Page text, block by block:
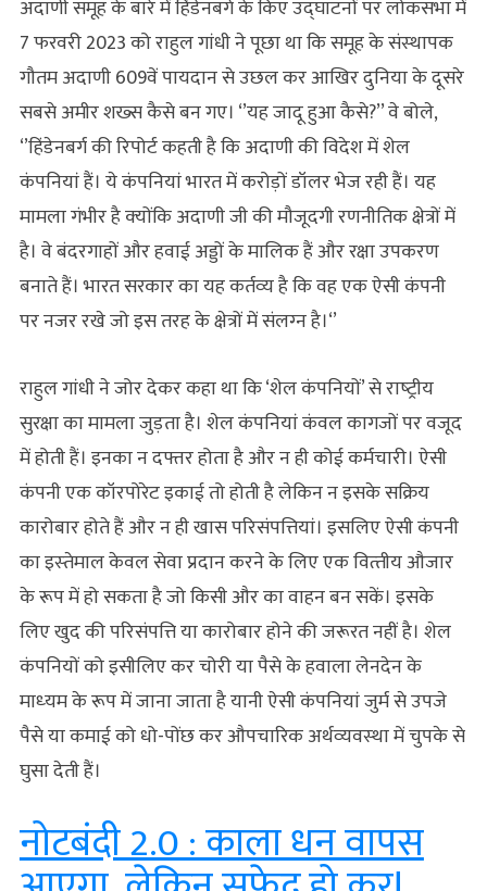
अदाणी समूह के बारे में हिंडेनबर्ग के किए उद्घाटनों पर लोकसभा में
7 फरवरी 2023 को राहुल गांधी ने पूछा था कि समूह के संस्‍थापक
गौतम अदाणी 609वें पायदान से उछल कर आखिर दुनिया के दूसरे
सबसे अमीर शख्‍स कैसे बन गए। ‘’यह जादू हुआ कैसे?’’ वे बोले,
‘’हिंडेनबर्ग की रिपोर्ट कहती है कि अदाणी की विदेश में शेल
कंपनियां हैं। ये कंपनियां भारत में करोड़ों डॉलर भेज रही हैं। यह
मामला गंभीर है क्‍योंकि अदाणी जी की मौजूदगी रणनीतिक क्षेत्रों में
है। वे बंदरगाहों और हवाई अड्डों के मालिक हैं और रक्षा उपकरण
बनाते हैं। भारत सरकार का यह कर्तव्‍य है कि वह एक ऐसी कंपनी
पर नजर रखे जो इस तरह के क्षेत्रों में संलग्‍न है।‘’
राहुल गांधी ने जोर देकर कहा था कि ‘शेल कंपनियों’ से राष्‍ट्रीय
सुरक्षा का मामला जुड़ता है। शेल कंपनियां कंवल कागजों पर वजूद
में होती हैं। इनका न दफ्तर होता है और न ही कोई कर्मचारी। ऐसी
कंपनी एक कॉरपोरेट इकाई तो होती है लेकिन न इसके सक्रिय
कारोबार होते हैं और न ही खास परिसंपत्तियां। इसलिए ऐसी कंपनी
का इस्‍तेमाल केवल सेवा प्रदान करने के लिए एक वित्‍तीय औजार
के रूप में हो सकता है जो किसी और का वाहन बन सकें। इसके
लिए खुद की परिसंपत्ति या कारोबार होने की जरूरत नहीं है। शेल
कंपनियों को इसीलिए कर चोरी या पैसे के हवाला लेनदेन के
माध्‍यम के रूप में जाना जाता है यानी ऐसी कंपनियां जुर्म से उपजे
पैसे या कमाई को धो-पोंछ कर औपचारिक अर्थव्‍यवस्‍था में चुपके से
घुसा देती हैं।
नोटबंदी 2.0 : काला धन वापस